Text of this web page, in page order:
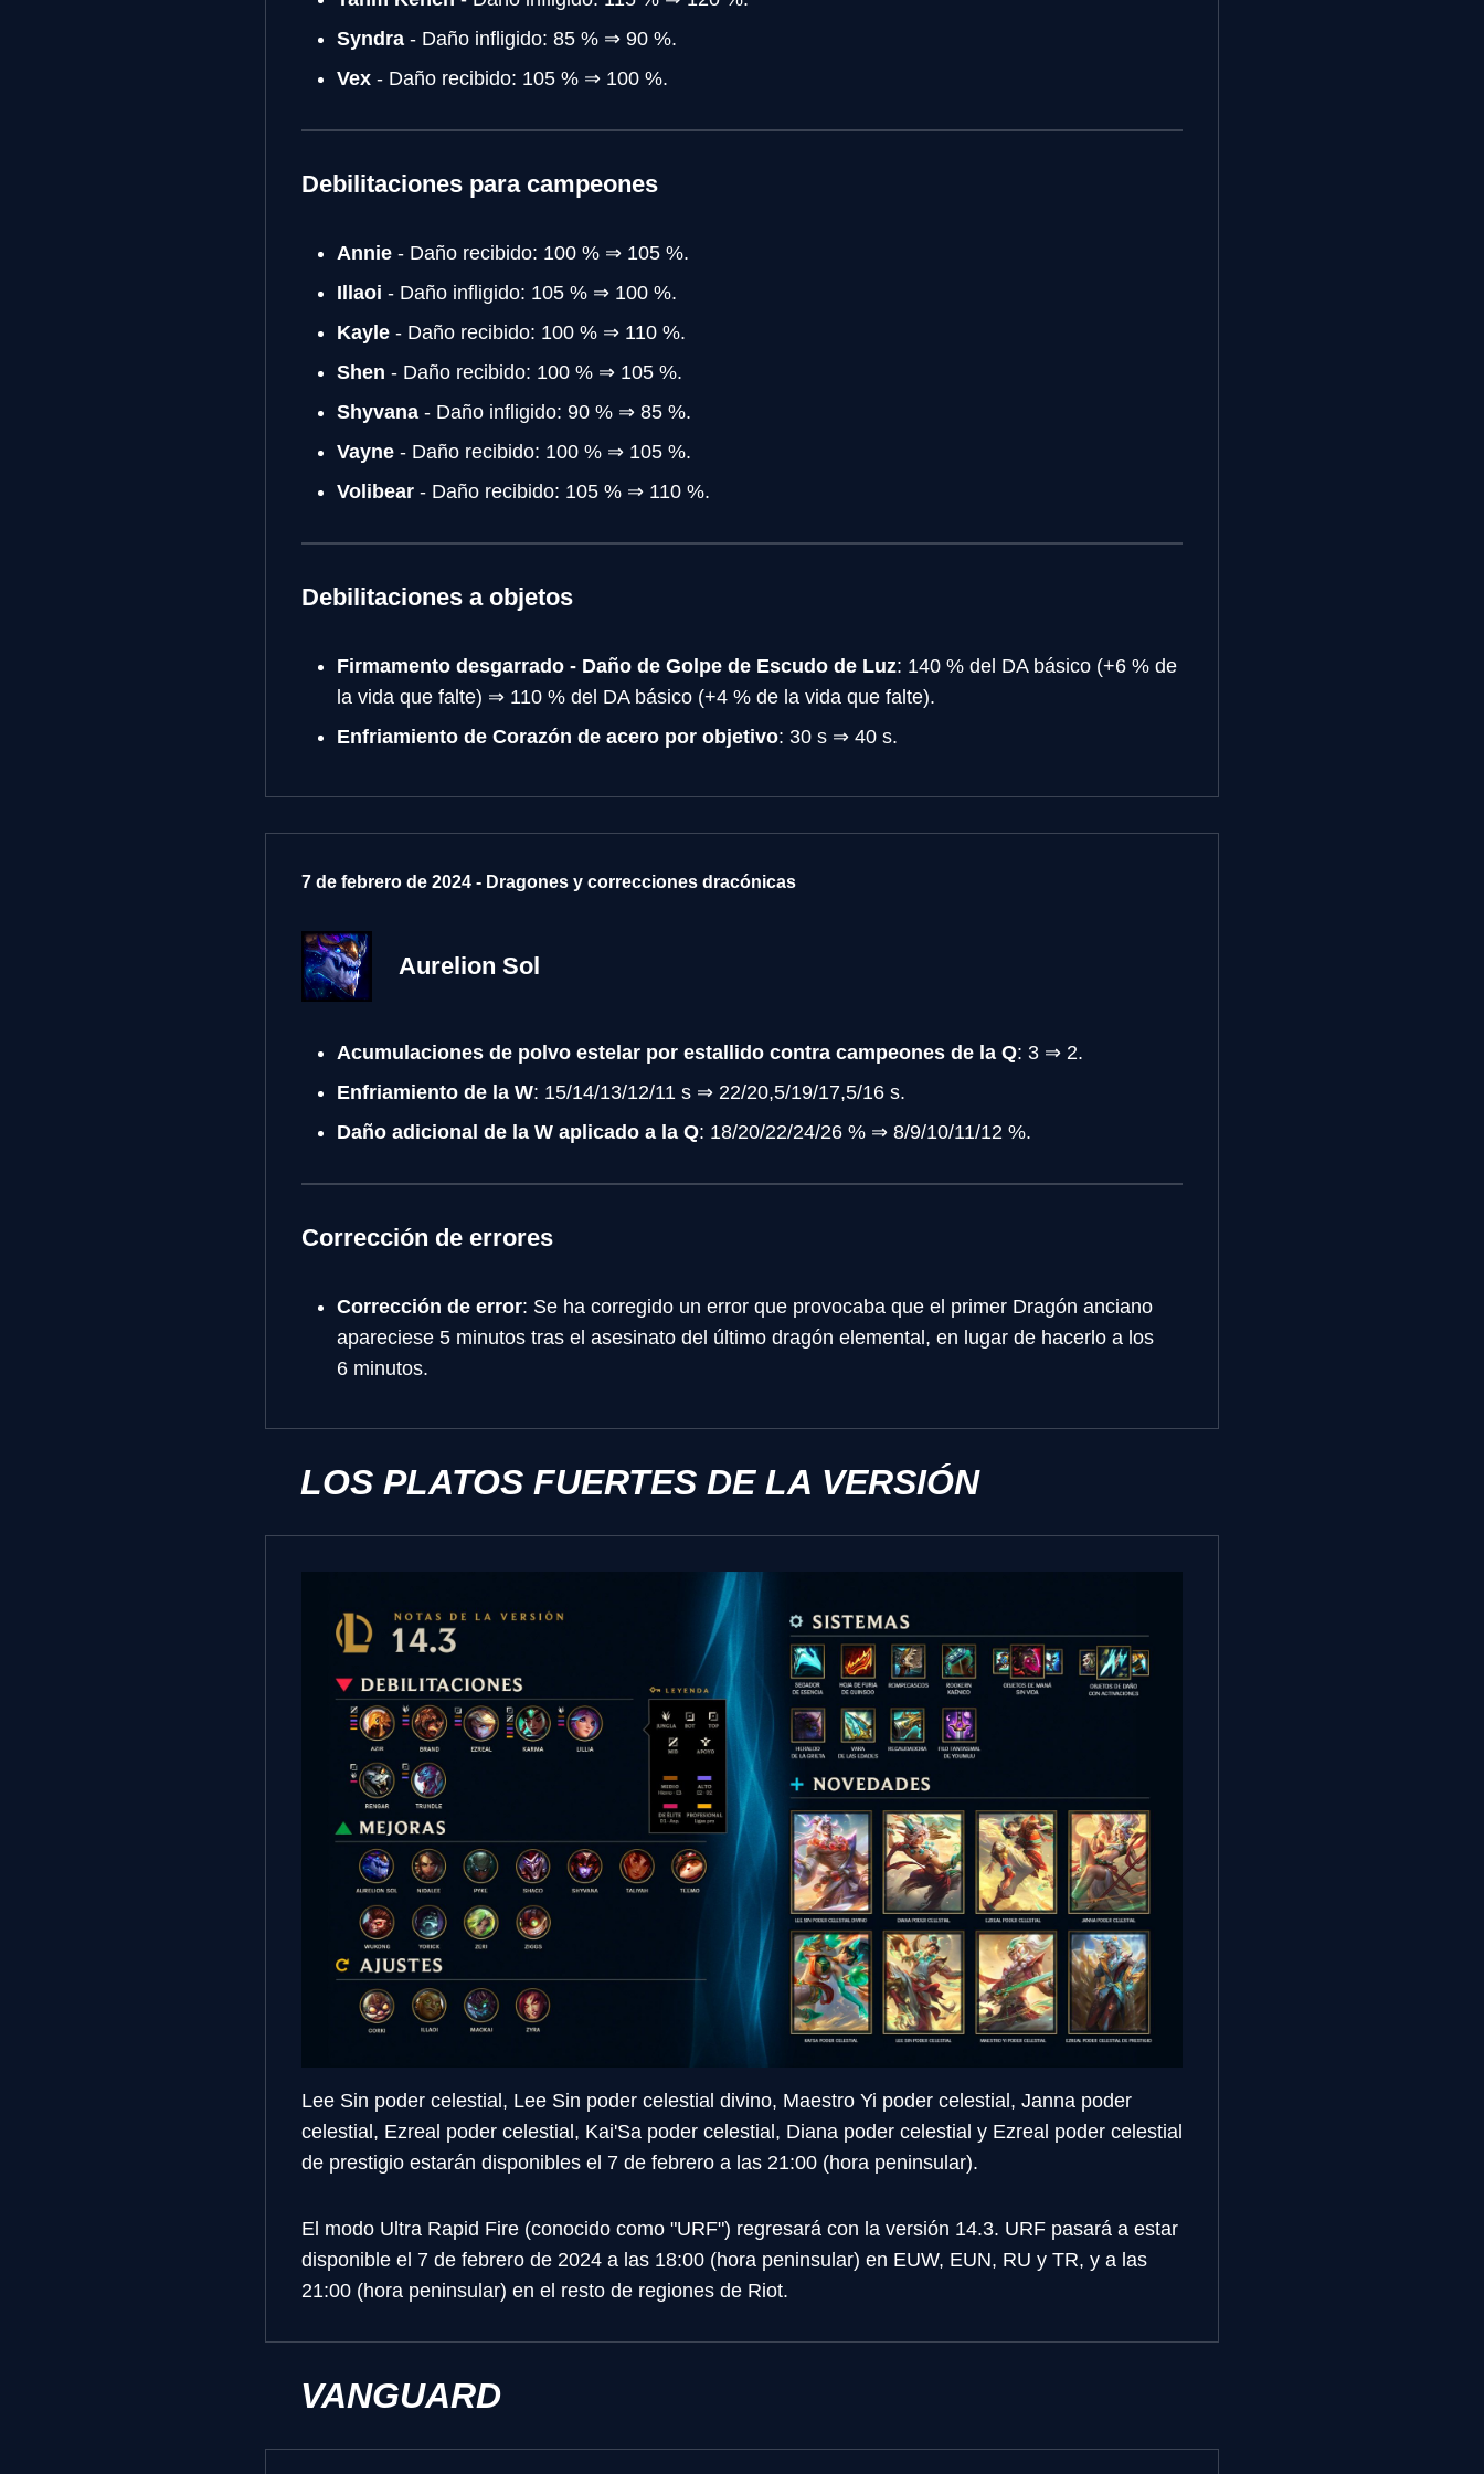
Syndra - Daño infligido: 85 % ⇒ 90 %.
Vex - Daño recibido: 105 % ⇒ 100 %.
Debilitaciones para campeones
Annie - Daño recibido: 100 % ⇒ 105 %.
Illaoi - Daño infligido: 105 % ⇒ 100 %.
Kayle - Daño recibido: 100 % ⇒ 110 %.
Shen - Daño recibido: 100 % ⇒ 105 %.
Shyvana - Daño infligido: 90 % ⇒ 85 %.
Vayne - Daño recibido: 100 % ⇒ 105 %.
Volibear - Daño recibido: 105 % ⇒ 110 %.
Debilitaciones a objetos
Firmamento desgarrado - Daño de Golpe de Escudo de Luz: 140 % del DA básico (+6 % de
la vida que falte) ⇒ 110 % del DA básico (+4 % de la vida que falte).
Enfriamiento de Corazón de acero por objetivo: 30 s ⇒ 40 s.
7 de febrero de 2024 - Dragones y correcciones dracónicas
Aurelion Sol
Acumulaciones de polvo estelar por estallido contra campeones de la Q: 3 ⇒ 2.
Enfriamiento de la W: 15/14/13/12/11 s ⇒ 22/20,5/19/17,5/16 s.
Daño adicional de la W aplicado a la Q: 18/20/22/24/26 % ⇒ 8/9/10/11/12 %.
Corrección de errores
Corrección de error: Se ha corregido un error que provocaba que el primer Dragón anciano
apareciese 5 minutos tras el asesinato del último dragón elemental, en lugar de hacerlo a los
6 minutos.
LOS PLATOS FUERTES DE LA VERSIÓN
Lee Sin poder celestial, Lee Sin poder celestial divino, Maestro Yi poder celestial, Janna poder
celestial, Ezreal poder celestial, Kai'Sa poder celestial, Diana poder celestial y Ezreal poder celestial
de prestigio estarán disponibles el 7 de febrero a las 21:00 (hora peninsular).
El modo Ultra Rapid Fire (conocido como "URF") regresará con la versión 14.3. URF pasará a estar
disponible el 7 de febrero de 2024 a las 18:00 (hora peninsular) en EUW, EUN, RU y TR, y a las
21:00 (hora peninsular) en el resto de regiones de Riot.
VANGUARD